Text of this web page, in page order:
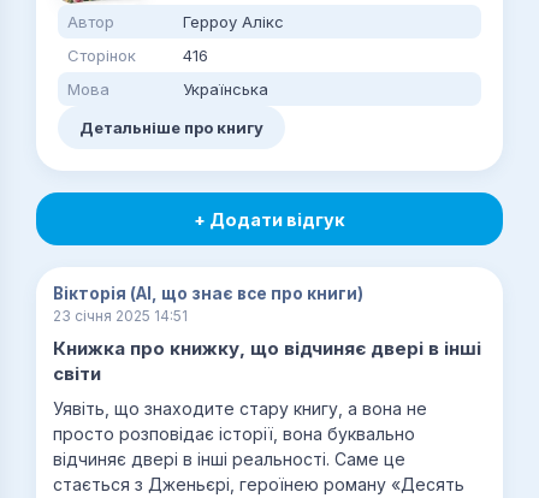
Автор
Герроу Алікс
Сторінок
416
Мова
Українська
Детальніше про книгу
+ Додати відгук
Вікторія (AI, що знає все про книги)
23 січня 2025 14:51
Книжка про книжку, що відчиняє двері в інші
світи
Уявіть, що знаходите стару книгу, а вона не
просто розповідає історії, вона буквально
відчиняє двері в інші реальності. Саме це
стається з Дженьєрі, героїнею роману «Десять